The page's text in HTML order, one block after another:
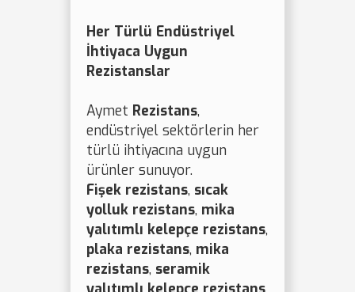
Her Türlü Endüstriyel
İhtiyaca Uygun
Rezistanslar
Aymet Rezistans,
endüstriyel sektörlerin her
türlü ihtiyacına uygun
ürünler sunuyor.
Fişek rezistans, sıcak
yolluk rezistans, mika
yalıtımlı kelepçe rezistans,
plaka rezistans, mika
rezistans, seramik